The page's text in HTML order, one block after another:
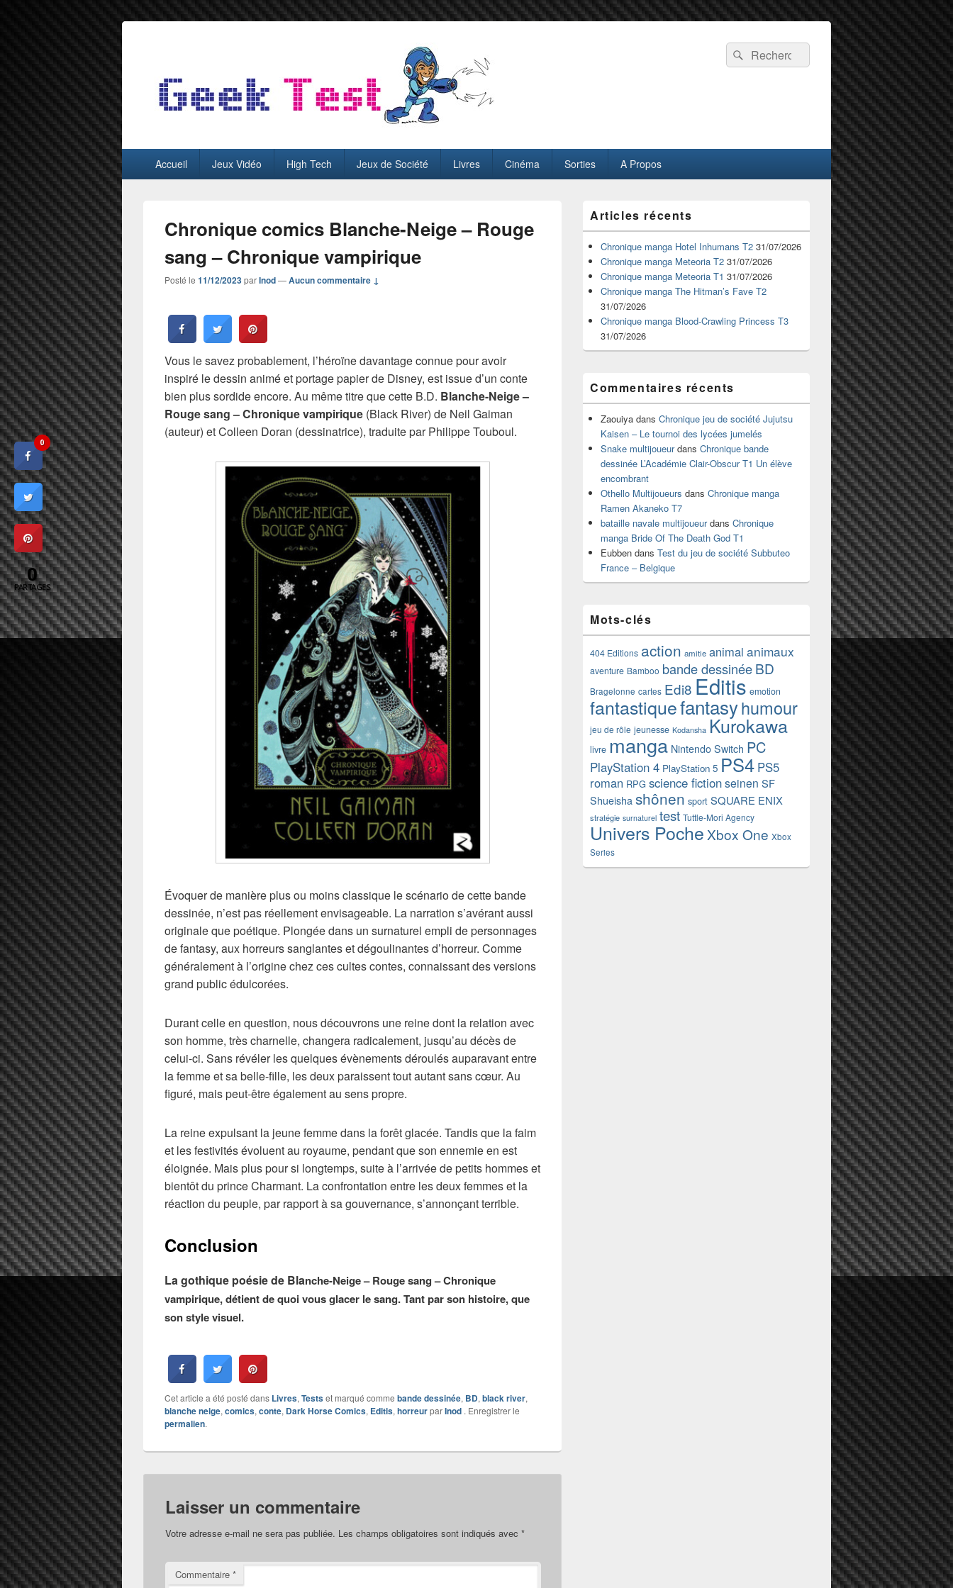
GeekTest
Recherche :
Rechercher
principalAccueil Jeux Vidéo High Tech Jeux de Société Livres Cinéma Sorties A Propos
Chronique comics Blanche-Neige – Rouge
sang – Chronique vampirique
Posté le 11/12/2023parInod—Aucun commentaire ↓
Vous le savez probablement, l’héroïne davantage connue pour avoir
inspiré le dessin animé et portage papier de Disney, est issue d’un conte
bien plus sordide encore. Au même titre que cette B.D. Blanche-Neige –
Rouge sang – Chronique vampirique (Black River) de Neil Gaiman
(auteur) et Colleen Doran (dessinatrice), traduite par Philippe Touboul.
Évoquer de manière plus ou moins classique le scénario de cette bande
dessinée, n’est pas réellement envisageable. La narration s’avérant aussi
originale que poétique. Plongée dans un surnaturel empli de personnages
de fantasy, aux horreurs sanglantes et dégoulinantes d’horreur. Comme
généralement à l’origine chez ces cultes contes, connaissant des versions
grand public édulcorées.
Durant celle en question, nous découvrons une reine dont la relation avec
son homme, très charnelle, changera radicalement, jusqu’au décès de
celui-ci. Sans révéler les quelques évènements déroulés auparavant entre
la femme et sa belle-fille, les deux paraissent tout autant sans cœur. Au
figuré, mais peut-être également au sens propre.
La reine expulsant la jeune femme dans la forêt glacée. Tandis que la faim
et les festivités évoluent au royaume, pendant que son ennemie en est
éloignée. Mais plus pour si longtemps, suite à l’arrivée de petits hommes et
bientôt du prince Charmant. La confrontation entre les deux femmes et la
réaction du peuple, par rapport à sa gouvernance, s’annonçant terrible.
Conclusion
La gothique poésie de Blanche-Neige – Rouge sang – Chronique
vampirique, détient de quoi vous glacer le sang. Tant par son histoire, que
son style visuel.
Cet article a été posté dans Livres, Testset marqué comme bande dessinée, BD, black river,
blanche neige, comics, conte, Dark Horse Comics, Editis, horreurparInod . Enregistrer le
permalien.
Laisser un commentaire
Votre adresse e-mail ne sera pas publiée. Les champs obligatoires sont indiqués avec *
Commentaire *
principale
de
widget
pour
barre
latérale
Articles récents
Chronique manga Hotel Inhumans T2 31/07/2026
Chronique manga Meteoria T2 31/07/2026
Chronique manga Meteoria T1 31/07/2026
Chronique manga The Hitman’s Fave T2
31/07/2026
Chronique manga Blood-Crawling Princess T3
31/07/2026
Commentaires récents
Zaouiya dans Chronique jeu de société Jujutsu
Kaisen – Le tournoi des lycées jumelés
Snake multijoueurdans Chronique bande
dessinée L’Académie Clair-Obscur T1 Un élève
encombrant
Othello Multijoueurs dans Chronique manga
Ramen Akaneko T7
bataille navale multijoueurdans Chronique
manga Bride Of The Death God T1
Eubben dans Test du jeu de société Subbuteo
France – Belgique
Mots-clés
404 Editions action amitie animal animaux
aventure Bamboo bande dessinéeBD
Bragelonne cartes Edi8 Editis emotion
fantastiquefantasyhumour
jeu de rôle jeunesse Kodansha Kurokawa
livre manga Nintendo Switch PC
PlayStation 4 PlayStation 5 PS4 PS5
roman RPG science fictionseinen SF
Shueisha shônen sport SQUARE ENIX
stratégie surnaturel test Tuttle-Mori Agency
Univers Poche Xbox One Xbox
Series
0
0
PARTAGES